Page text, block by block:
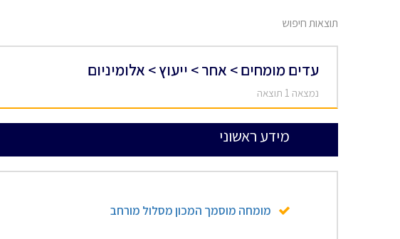
תוצאות חיפוש
עדים מומחים > אחר > ייעוץ > אלומיניום
נמצאה 1 תוצאה
מידע ראשוני
מומחה מוסמך המכון מסלול מורחב